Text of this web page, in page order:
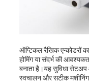
ऑप्टिकल रैखिक एन्कोडरों
होमिंग या संदर्भ की
बनाता है।यह सुविधा
स्वचालन और सटीक